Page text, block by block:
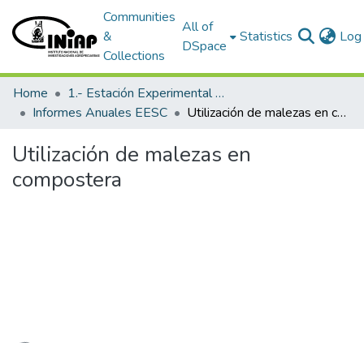
Communities
&
Collections
All of
DSpace
Statistics
Home
1.- Estación Experimental Santa Catalina
Informes Anuales EESC
Utilización de malezas en compostera
Utilización de malezas en
compostera